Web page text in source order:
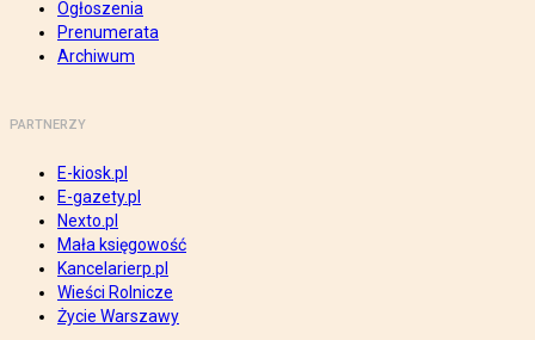
Ogłoszenia
Prenumerata
Archiwum
PARTNERZY
E-kiosk.pl
E-gazety.pl
Nexto.pl
Mała księgowość
Kancelarierp.pl
Wieści Rolnicze
Życie Warszawy